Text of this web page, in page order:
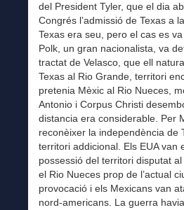
del President Tyler, que el dia
Congrés l’admissió de Texas a
Texas era seu, pero el cas es
Polk, un gran nacionalista, va
tractat de Velasco, que ell
Texas al Rio Grande, territori
pretenia Mèxic al Rio Nueces,
Antonio i Corpus Christi
distancia era considerable. Per
reconèixer la independència de
territori addicional. Els EUA
possessió del territori disputat
el Rio Nueces prop de l’actual
provocació i els Mexicans van
nord-americans. La guerra